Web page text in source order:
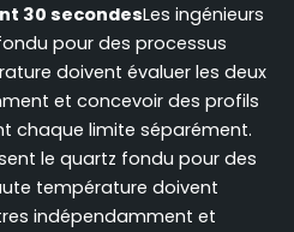
30 secondesLes ingénieurs
pour des processus
doivent évaluer les deux
et concevoir des profils
chaque limite séparément.
le quartz fondu pour des
température doivent
indépendamment et